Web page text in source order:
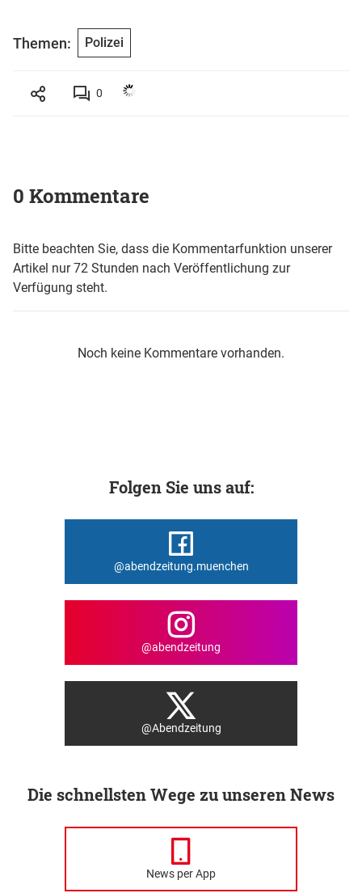
Themen: Polizei
0
0 Kommentare
Bitte beachten Sie, dass die Kommentarfunktion unserer
Artikel nur 72 Stunden nach Veröffentlichung zur
Verfügung steht.
Noch keine Kommentare vorhanden.
Folgen Sie uns auf:
@abendzeitung.muenchen
@abendzeitung
@Abendzeitung
Die schnellsten Wege zu unseren News
News per App